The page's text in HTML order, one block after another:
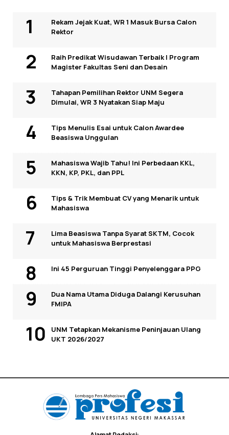
Rekam Jejak Kuat, WR 1 Masuk Bursa Calon
Rektor
Raih Predikat Wisudawan Terbaik I Program
Magister Fakultas Seni dan Desain
Tahapan Pemilihan Rektor UNM Segera
Dimulai, WR 3 Nyatakan Siap Maju
Tips Menulis Esai untuk Calon Awardee
Beasiswa Unggulan
Mahasiswa Wajib Tahu! Ini Perbedaan KKL,
KKN, KP, PKL, dan PPL
Tips & Trik Membuat CV yang Menarik untuk
Mahasiswa
Lima Beasiswa Tanpa Syarat SKTM, Cocok
untuk Mahasiswa Berprestasi
Ini 45 Perguruan Tinggi Penyelenggara PPG
Dua Nama Utama Diduga Dalangi Kerusuhan
FMIPA
UNM Tetapkan Mekanisme Peninjauan Ulang
UKT 2026/2027